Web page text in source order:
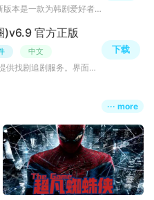
影视大全韩剧手机版最新版本是一款为韩剧爱好者打造的影视播放器，APP内置海量高清影视资源，种类丰富，使用
)v6.9 官方正版
中文
韩小圈原韩剧TV，专注提供找剧追剧服务。界面简洁，安装包小。韩剧、韩综、韩影资源丰富，播放高清及时，操
下载
··· more